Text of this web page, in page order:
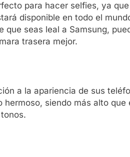
7 Años Atrás
Crucero en México te lleva a
7 Años Atrás
La Inteligencia Artificial
para hacer selfies, ya
disponible en todo el
que seas leal a Samsung,
trasera mejor.
a la apariencia de sus
siendo más alto